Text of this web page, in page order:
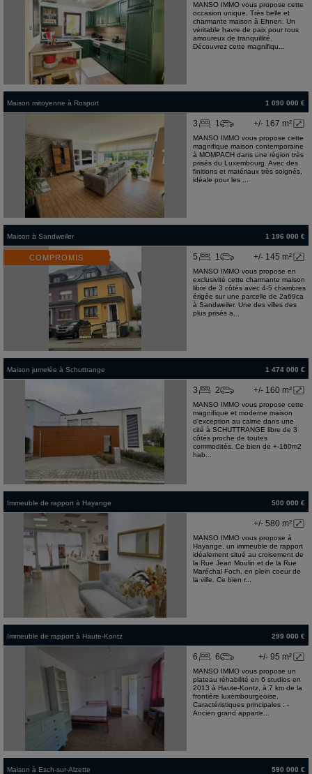
MANSO IMMO vous propose cette
occasion unique. Très belle et
charmante maison à Ehnen. Un
véritable havre de paix pour tous
amoureux de tranquillité.
Découvrez cette magnifiqu...
Maison mitoyenne à Rosport 1 090 000 €
+/- 167 m²
3 1
MANSO IMMO vous propose cette
magnifique maison contemporaine
à MOMPACH dans une région très
prisés du Luxembourg. Avec des
finitions et matériaux très soignés,
idéale pour les ...
Maison à Sandweiler 1 196 000 €
COMPROMIS +/- 145 m²
5 1
MANSO IMMO vous propose en
exclusivité cette charmante maison
libre de 3 côtés avec 4-5 chambres
érigée sur une parcelle de 2a69ca
à Sandweiler. Une des villes des
plus prisés a...
Maison jumelée à Schuttrange 1 474 000 €
+/- 160 m²
3 2
MANSO IMMO vous propose cette
magnifique et moderne maison
d'exception au calme dans une
cité à SCHUTTRANGE libre de 3
côtés proche de toutes
commodités. Ce bien de +-160m2
hab...
Immeuble de rapport à Hayange 500 000 €
+/- 580 m²
MANSO IMMO vous propose à
Hayange, un immeuble de rapport
idéalement situé au croisement de
la Rue Jean Moulin et de la Rue
Maréchal Foch, en plein coeur de
la ville. Ce bien r...
Immeuble de rapport à Haute-Kontz 299 000 €
+/- 95 m²
6 6
MANSO IMMO vous propose un
plateau réhabilité en 6 studios en
2013 à Haute-Kontz, à 7 km de la
frontière luxembourgeoise.
Caractéristiques principales : -
Ancien grand apparte...
Maison à Esch-sur-Alzette 590 000 €